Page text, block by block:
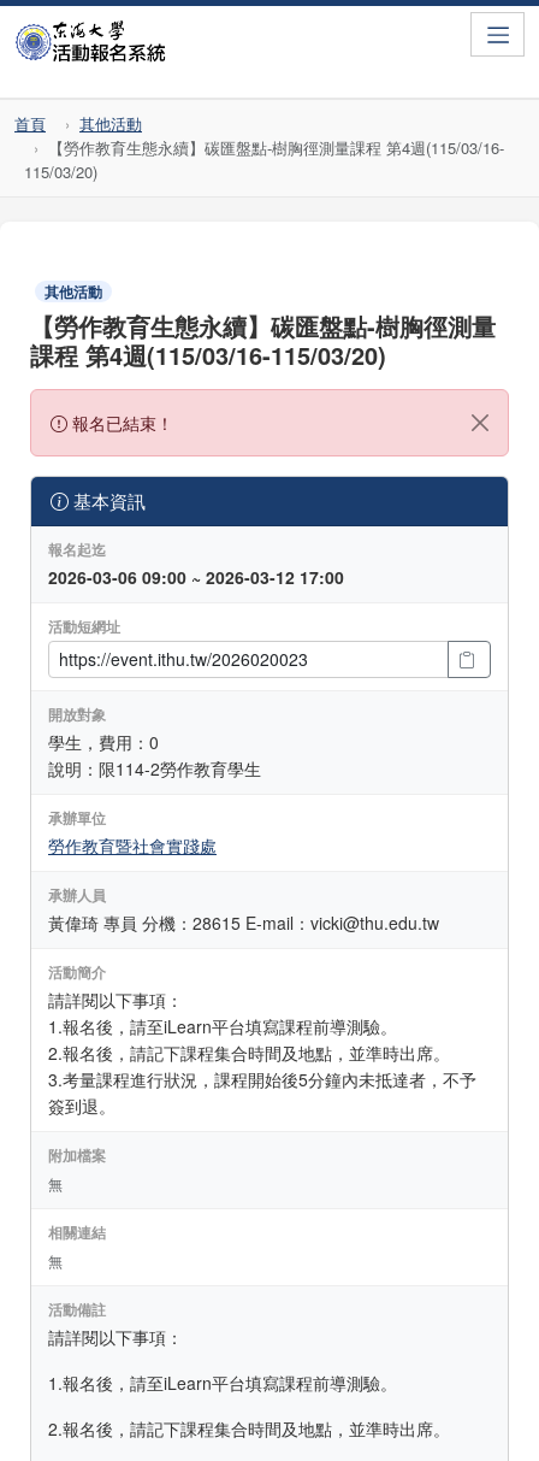
首頁
其他活動
【勞作教育生態永續】碳匯盤點-樹胸徑測量課程 第4週(115/03/16-
115/03/20)
其他活動
【勞作教育生態永續】碳匯盤點-樹胸徑測量
課程 第4週(115/03/16-115/03/20)
報名已結束！
基本資訊
報名起迄
2026-03-06 09:00 ~ 2026-03-12 17:00
活動短網址
開放對象
學生，費用：0
說明：限114-2勞作教育學生
承辦單位
勞作教育暨社會實踐處
承辦人員
黃偉琦 專員 分機：28615 E-mail：vicki@thu.edu.tw
活動簡介
請詳閱以下事項：
1.報名後，請至iLearn平台填寫課程前導測驗。
2.報名後，請記下課程集合時間及地點，並準時出席。
3.考量課程進行狀況，課程開始後5分鐘內未抵達者，不予
簽到退。
附加檔案
無
相關連結
無
活動備註
請詳閱以下事項：
1.報名後，請至iLearn平台填寫課程前導測驗。
2.報名後，請記下課程集合時間及地點，並準時出席。